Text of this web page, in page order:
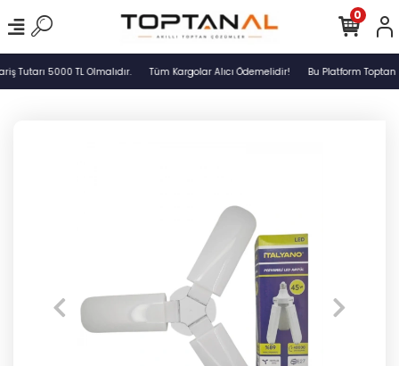
Tutarı 5000 TL Olmalıdır. Tüm Kargolar Alıcı Ödemelidir! Bu Platform Toptan
0